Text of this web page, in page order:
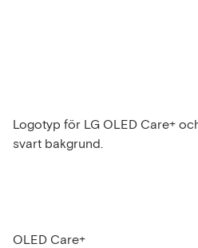
Logotyp för LG OLED Care+
svart bakgrund.
OLED Care+